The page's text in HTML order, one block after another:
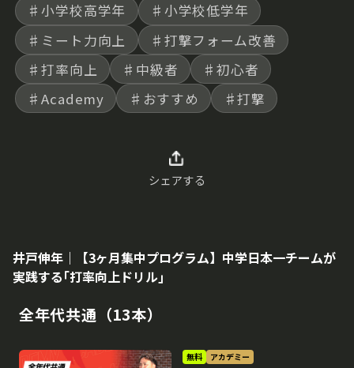
♯小学校高学年
♯小学校低学年
♯ミート力向上
♯打撃フォーム改善
♯打率向上
♯中級者
♯初心者
♯Academy
♯おすすめ ♯打撃
シェアする
井戸伸年｜【3ヶ月集中プログラム】中学日本一チームが
実践する｢打率向上ドリル｣
全年代共通（13本）
無料 アカデミー